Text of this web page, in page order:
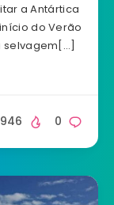
a Antártica
do Verão
0
946